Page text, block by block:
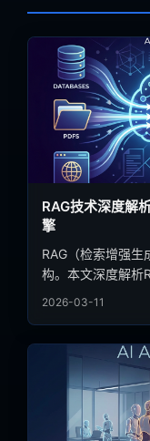
RAG技术深度解
擎
RAG（检索增强
构。本文深度解析
2026-03-11